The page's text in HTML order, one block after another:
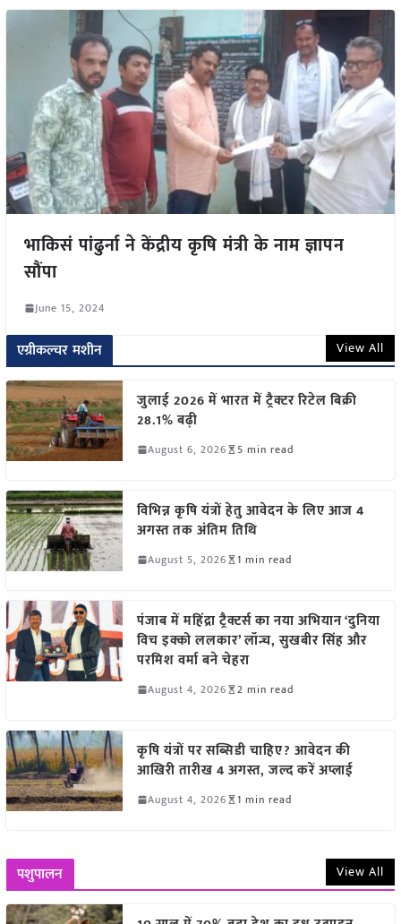
भाकिसं पांढुर्ना ने केंद्रीय कृषि मंत्री के नाम ज्ञापन
सौंपा
June 15, 2024
एग्रीकल्चर मशीन View All
जुलाई 2026 में भारत में ट्रैक्टर रिटेल बिक्री
28.1% बढ़ी
August 6, 2026 5 min read
विभिन्न कृषि यंत्रों हेतु आवेदन के लिए आज 4
अगस्त तक अंतिम तिथि
August 5, 2026 1 min read
पंजाब में महिंद्रा ट्रैक्टर्स का नया अभियान ‘दुनिया
विच इक्को ललकार’ लॉन्च, सुखबीर सिंह और
परमिश वर्मा बने चेहरा
August 4, 2026 2 min read
कृषि यंत्रों पर सब्सिडी चाहिए? आवेदन की
आखिरी तारीख 4 अगस्त, जल्द करें अप्लाई
August 4, 2026 1 min read
पशुपालन View All